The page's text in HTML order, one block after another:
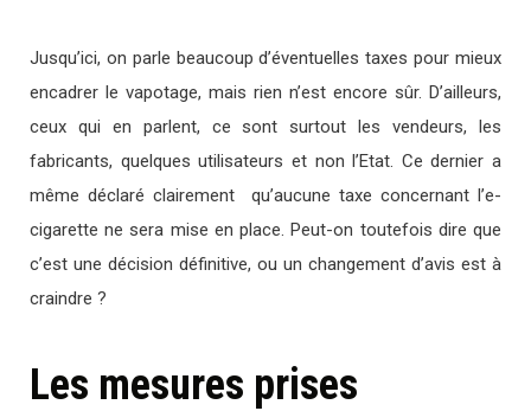
Jusqu’ici, on parle beaucoup d’éventuelles taxes pour mieux
encadrer le vapotage, mais rien n’est encore sûr. D’ailleurs,
ceux qui en parlent, ce sont surtout les vendeurs, les
fabricants, quelques utilisateurs et non l’Etat. Ce dernier a
même déclaré clairement qu’aucune taxe concernant l’e-
cigarette ne sera mise en place. Peut-on toutefois dire que
c’est une décision définitive, ou un changement d’avis est à
craindre ?
Les mesures prises